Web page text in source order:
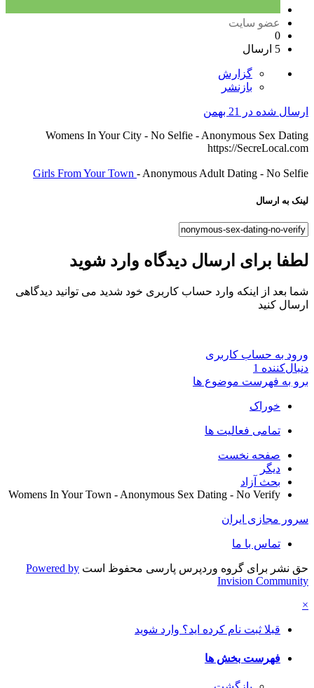
عضو سایت
0
5 ارسال
گزارش
بازنشر
ارسال شده در
21 بهمن
Womens In Your City - No Selfie - Anonymous Sex Dating
https://SecreLocal.com
Girls From Your Town - Anonymous Adult Dating - No Selfie
لینک به ارسال
لطفا برای ارسال دیدگاه وارد شوید
شما بعد از اینکه وارد حساب کاربری خود شدید می توانید دیدگاهی
ارسال کنید
ورود به حساب کاربری
دنبال‌کننده 1
برو به فهرست موضوع ها
خوراک
تمامی فعالیت ها
صفحه نخست
دیگر
بحث آزاد
Womens In Your Town - Anonymous Sex Dating - No Verify
سرور مجازی ایران
تماس با ما
حق نشر برای گروه وردپرس پارسی محفوظ است Powered by
Invision Community
×
قبلا ثبت نام کرده اید؟ وارد شوید
فهرست بخش ها